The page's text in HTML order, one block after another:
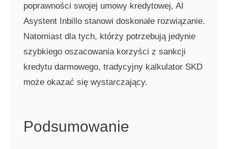
poprawności swojej umowy kredytowej, AI
Asystent Inbillo stanowi doskonałe rozwiązanie.
Natomiast dla tych, którzy potrzebują jedynie
szybkiego oszacowania korzyści z sankcji
kredytu darmowego, tradycyjny kalkulator SKD
może okazać się wystarczający.
Podsumowanie